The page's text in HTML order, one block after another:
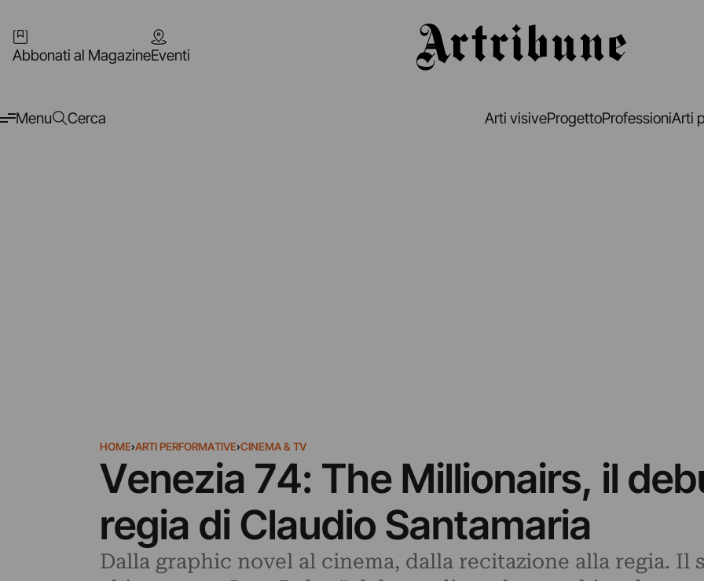
Abbonati al MagazineEventi
Menu Cerca Arti visiveProgettoProfessioniArti
HOME›ARTI PERFORMATIVE›CINEMA & TV
Venezia 74: The Millionairs, il
regia di Claudio Santamaria
Dalla graphic novel al cinema, dalla recitazione alla regia. Il